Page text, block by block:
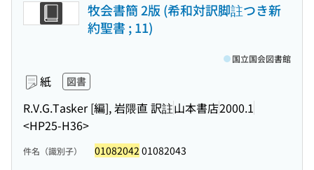
牧会書簡 2版 (希和対訳脚註つき新
約聖書 ; 11)
紙 図書
R.V.G.Tasker [編], 岩隈直 訳註山本書店2000.1
<HP25-H36>
国立国会図書館
件名（識別子） 01082042 01082043